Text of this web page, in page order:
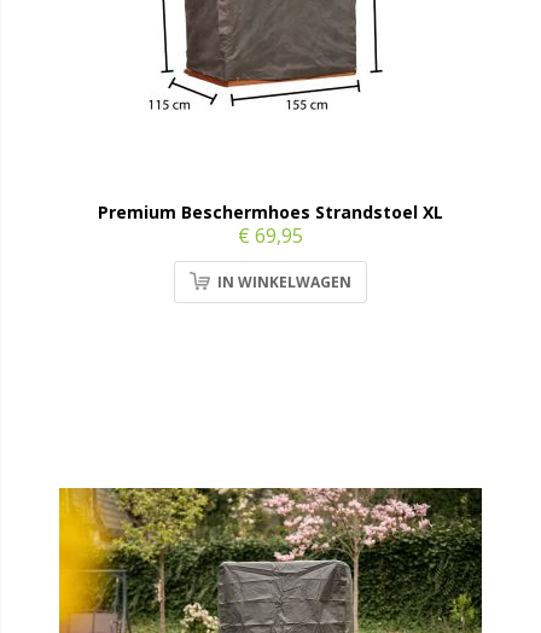
Premium Beschermhoes Strandstoel XL
€ 69,95
IN WINKELWAGEN